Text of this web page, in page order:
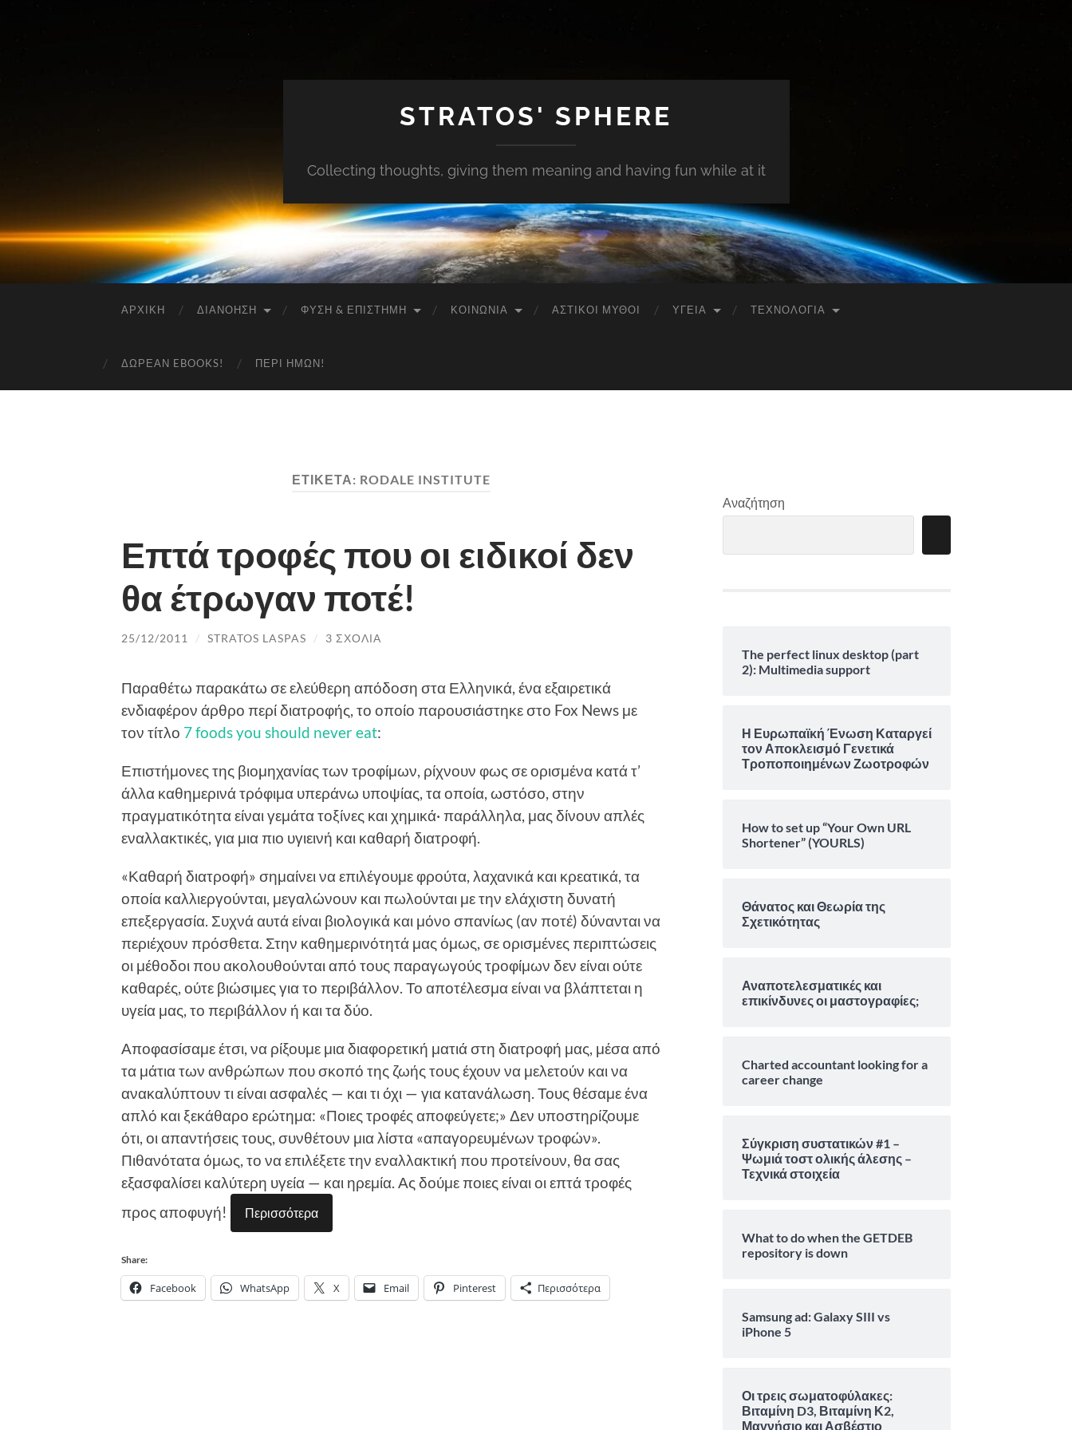
STRATOS' SPHERE
Collecting thoughts, giving them meaning and having fun while at it
ΑΡΧΙΚΉ ΔΙΑΝΌΗΣΗ ΦΎΣΗ & ΕΠΙΣΤΉΜΗ ΚΟΙΝΩΝΊΑ ΑΣΤΙΚΟΊ ΜΎΘΟΙ ΥΓΕΊΑ ΤΕΧΝΟΛΟΓΊΑ
ΔΩΡΕΆΝ EBOOKS! ΠΕΡΊ ΗΜΏΝ!
ΕΤΙΚΈΤΑ: RODALE INSTITUTE
Επτά τροφές που οι ειδικοί δεν
θα έτρωγαν ποτέ!
25/12/2011 / STRATOS LASPAS / 3 ΣΧΌΛΙΑ
Παραθέτω παρακάτω σε ελεύθερη απόδοση στα Ελληνικά, ένα εξαιρετικά
ενδιαφέρον άρθρο περί διατροφής, το οποίο παρουσιάστηκε στο Fox News με
τον τίτλο 7 foods you should never eat:
Επιστήμονες της βιομηχανίας των τροφίμων, ρίχνουν φως σε ορισμένα κατά τ’
άλλα καθημερινά τρόφιμα υπεράνω υποψίας, τα οποία, ωστόσο, στην
πραγματικότητα είναι γεμάτα τοξίνες και χημικά· παράλληλα, μας δίνουν απλές
εναλλακτικές, για μια πιο υγιεινή και καθαρή διατροφή.
«Καθαρή διατροφή» σημαίνει να επιλέγουμε φρούτα, λαχανικά και κρεατικά, τα
οποία καλλιεργούνται, μεγαλώνουν και πωλούνται με την ελάχιστη δυνατή
επεξεργασία. Συχνά αυτά είναι βιολογικά και μόνο σπανίως (αν ποτέ) δύνανται να
περιέχουν πρόσθετα. Στην καθημερινότητά μας όμως, σε ορισμένες περιπτώσεις
οι μέθοδοι που ακολουθούνται από τους παραγωγούς τροφίμων δεν είναι ούτε
καθαρές, ούτε βιώσιμες για το περιβάλλον. Το αποτέλεσμα είναι να βλάπτεται η
υγεία μας, το περιβάλλον ή και τα δύο.
Αποφασίσαμε έτσι, να ρίξουμε μια διαφορετική ματιά στη διατροφή μας, μέσα από
τα μάτια των ανθρώπων που σκοπό της ζωής τους έχουν να μελετούν και να
ανακαλύπτουν τι είναι ασφαλές — και τι όχι — για κατανάλωση. Τους θέσαμε ένα
απλό και ξεκάθαρο ερώτημα: «Ποιες τροφές αποφεύγετε;» Δεν υποστηρίζουμε
ότι, οι απαντήσεις τους, συνθέτουν μια λίστα «απαγορευμένων τροφών».
Πιθανότατα όμως, το να επιλέξετε την εναλλακτική που προτείνουν, θα σας
εξασφαλίσει καλύτερη υγεία — και ηρεμία. Ας δούμε ποιες είναι οι επτά τροφές
προς αποφυγή!
Περισσότερα
Share:
Facebook WhatsApp X Email Pinterest Περισσότερα
Αναζήτηση
The perfect linux desktop (part
2): Multimedia support
Η Ευρωπαϊκή Ένωση Καταργεί
τον Αποκλεισμό Γενετικά
Τροποποιημένων Ζωοτροφών
How to set up “Your Own URL
Shortener” (YOURLS)
Θάνατος και Θεωρία της
Σχετικότητας
Αναποτελεσματικές και
επικίνδυνες οι μαστογραφίες;
Charted accountant looking for a
career change
Σύγκριση συστατικών #1 –
Ψωμιά τοστ ολικής άλεσης –
Τεχνικά στοιχεία
What to do when the GETDEB
repository is down
Samsung ad: Galaxy SIII vs
iPhone 5
Οι τρεις σωματοφύλακες:
Βιταμίνη D3, Βιταμίνη Κ2,
Μαγνήσιο και Ασβέστιο